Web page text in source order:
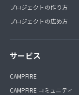
プロジェクトの作り方
プロジェクトの広め方
サービス
CAMPFIRE
CAMPFIRE コミュニティ